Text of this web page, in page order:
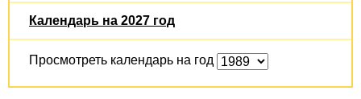
Календарь на 2027 год
Просмотреть календарь на год